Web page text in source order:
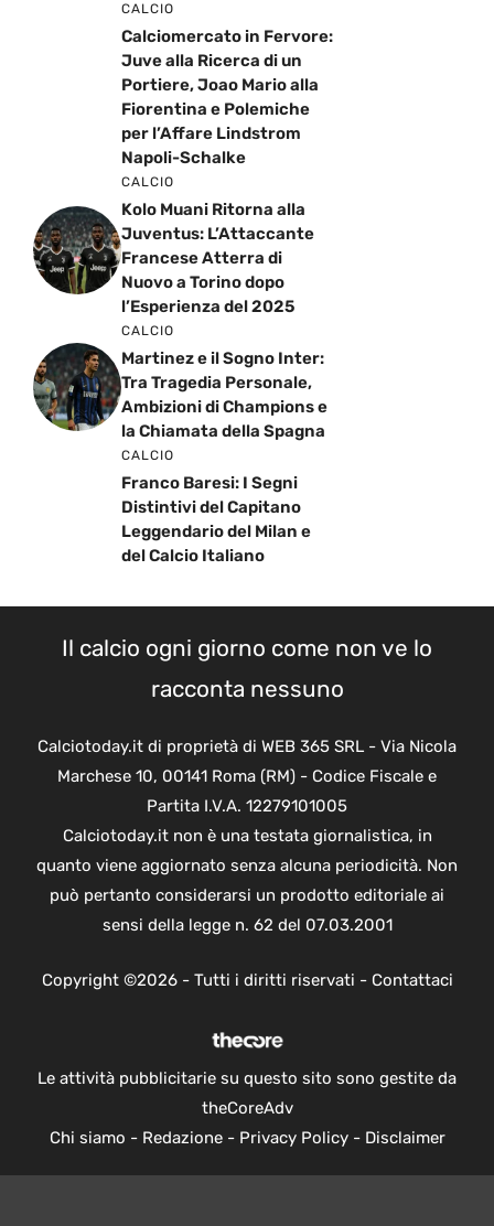
CALCIO
Calciomercato in Fervore:
Juve alla Ricerca di un
Portiere, Joao Mario alla
Fiorentina e Polemiche
per l’Affare Lindstrom
Napoli-Schalke
CALCIO
Kolo Muani Ritorna alla
Juventus: L’Attaccante
Francese Atterra di
Nuovo a Torino dopo
l’Esperienza del 2025
CALCIO
Martinez e il Sogno Inter:
Tra Tragedia Personale,
Ambizioni di Champions e
la Chiamata della Spagna
CALCIO
Franco Baresi: I Segni
Distintivi del Capitano
Leggendario del Milan e
del Calcio Italiano
Il calcio ogni giorno come non ve lo
racconta nessuno
Calciotoday.it di proprietà di WEB 365 SRL - Via Nicola
Marchese 10, 00141 Roma (RM) - Codice Fiscale e
Partita I.V.A. 12279101005
Calciotoday.it non è una testata giornalistica, in
quanto viene aggiornato senza alcuna periodicità. Non
può pertanto considerarsi un prodotto editoriale ai
sensi della legge n. 62 del 07.03.2001
Copyright ©2026 - Tutti i diritti riservati - Contattaci
Le attività pubblicitarie su questo sito sono gestite da
theCoreAdv
Chi siamo - Redazione- Privacy Policy- Disclaimer